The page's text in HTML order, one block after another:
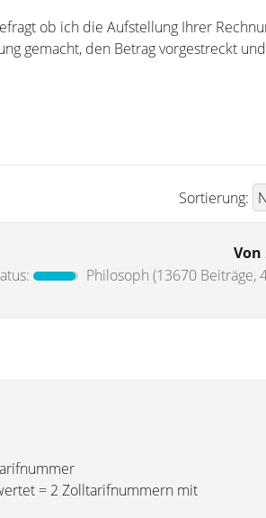
ob ich die Aufstellung Ihrer
gemacht, den Betrag vorgestreckt und
Sortierung:
Von
Philosoph (13670 Beiträge,
= 2 Zolltarifnummern mit